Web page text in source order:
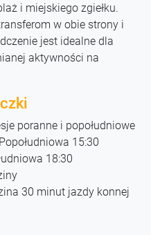
i miejskiego zgiełku.
w obie strony i
jest idealne dla
aktywności na
poranne i popołudniowe
15:30
18:30
30 minut jazdy konnej